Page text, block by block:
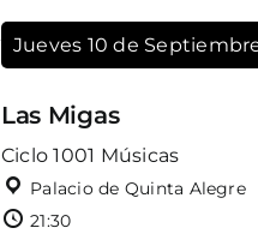
Jueves 10 de
Las Migas
Ciclo 1001 Músicas
Palacio de Quinta Alegre
21:30